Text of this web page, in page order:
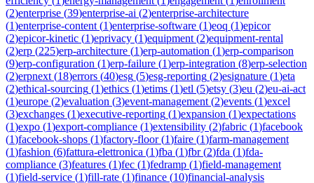
(2)enterprise (39)enterprise-ai (2)enterprise-architecture
(1)enterprise-content (1)enterprise-software (1)eoq (1)epicor
(2)epicor-kinetic (1)eprivacy (1)equipment (2)equipment-rental
(2)erp (225)erp-architecture (1)erp-automation (1)erp-comparison
(9)erp-configuration (1)erp-failure (1)erp-integration (8)erp-selection
(2)erpnext (18)errors (40)esg (5)esg-reporting (2)esignature (1)eta
(2)ethical-sourcing (1)ethics (1)etims (1)etl (5)etsy (3)eu (2)eu-ai-act
(1)europe (2)evaluation (3)event-management (2)events (1)excel
(3)exchanges (1)executive-reporting (1)expansion (1)expectations
(1)expo (1)export-compliance (1)extensibility (2)fabric (1)facebook
(1)facebook-shops (1)factory-floor(1)faire (1)farm-management
(1)fashion (6)fattura-elettronica (1)fba (1)fbr(2)fda (1)fda-
compliance (3)features (1)fec (1)fedramp (1)field-management
(1)field-service (1)fill-rate (1)finance (10)financial-analysis